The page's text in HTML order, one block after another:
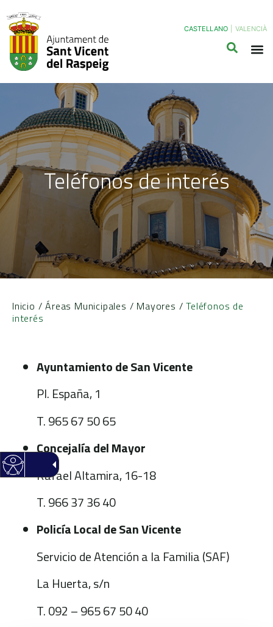
CASTELLANO VALENCIÀ
Teléfonos de interés
Inicio /Áreas Municipales / Mayores /Teléfonos de
interés
Ayuntamiento de San Vicente
Pl. España, 1
T. 965 67 50 65
Concejalía del Mayor
Rafael Altamira, 16-18
T. 966 37 36 40
Policía Local de San Vicente
Servicio de Atención a la Familia (SAF)
La Huerta, s/n
T. 092 – 965 67 50 40